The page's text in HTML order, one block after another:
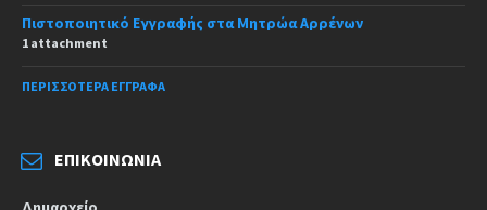
Πιστοποιητικό Εγγραφής στα Μητρώα Αρρένων
1 attachment
ΠΕΡΙΣΣΌΤΕΡΑ ΈΓΓΡΑΦΑ
ΕΠΙΚΟΙΝΩΝΊΑ